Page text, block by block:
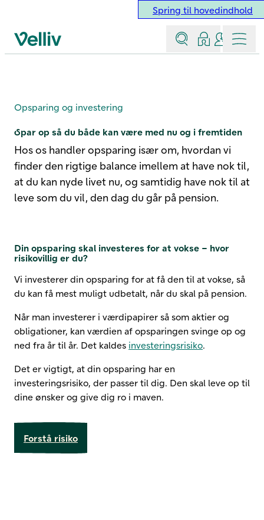
Spring til hovedindhold
Velliv startside
Søg Log indKontakt
Menu
Spar op så du både kan være med nu og i fremtiden
Opsparing og investering
Hos os handler opsparing især om, hvordan vi
finder den rigtige balance imellem at have nok til,
at du kan nyde livet nu, og samtidig have nok til at
leve som du vil, den dag du går på pension.
Din opsparing skal investeres for at vokse – hvor
risikovillig er du?
Vi investerer din opsparing for at få den til at vokse, så
du kan få mest muligt udbetalt, når du skal på pension.
Når man investerer i værdipapirer så som aktier og
obligationer, kan værdien af opsparingen svinge op og
ned fra år til år. Det kaldes investeringsrisiko.
Det er vigtigt, at din opsparing har en
investeringsrisiko, der passer til dig. Den skal leve op til
dine ønsker og give dig ro i maven.
Forstå risiko